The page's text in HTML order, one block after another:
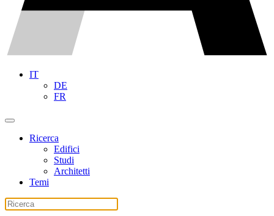
IT
DE
FR
Ricerca
Edifici
Studi
Architetti
Temi